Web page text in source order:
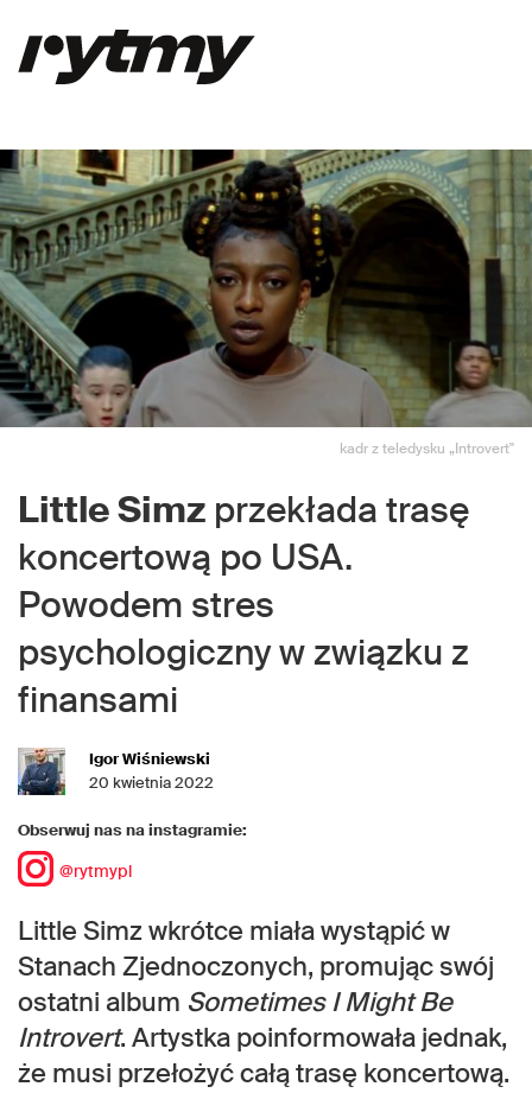
kadr z teledysku „Introvert"
Little Simz przekłada trasę
koncertową po USA.
Powodem stres
psychologiczny w związku z
finansami
Igor Wiśniewski
20 kwietnia 2022
Obserwuj nas na instagramie:
@rytmypl
Little Simz wkrótce miała wystąpić w
Stanach Zjednoczonych, promując swój
ostatni album Sometimes I Might Be
Introvert. Artystka poinformowała jednak,
że musi przełożyć całą trasę koncertową.